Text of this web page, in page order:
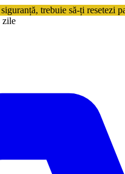
trebuie să-ți resetezi
zile